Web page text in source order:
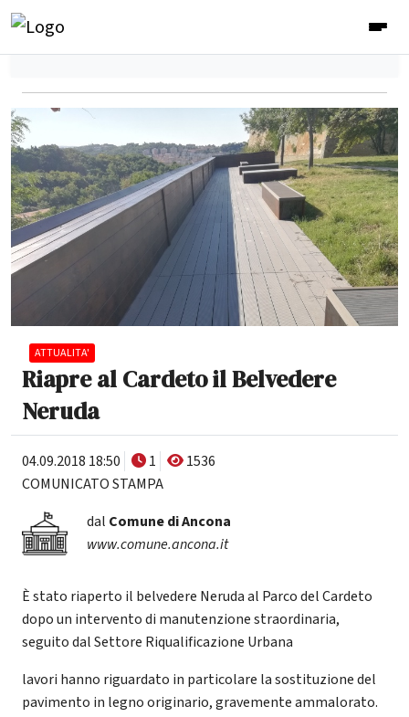
ATTUALITA'
Riapre al Cardeto il Belvedere
Neruda
04.09.2018 18:50 1
1536
COMUNICATO STAMPA
dal Comune di Ancona
www.comune.ancona.it
È stato riaperto il belvedere Neruda al Parco del Cardeto
dopo un intervento di manutenzione straordinaria,
seguito dal Settore Riqualificazione Urbana
lavori hanno riguardato in particolare la sostituzione del
pavimento in legno originario, gravemente ammalorato.